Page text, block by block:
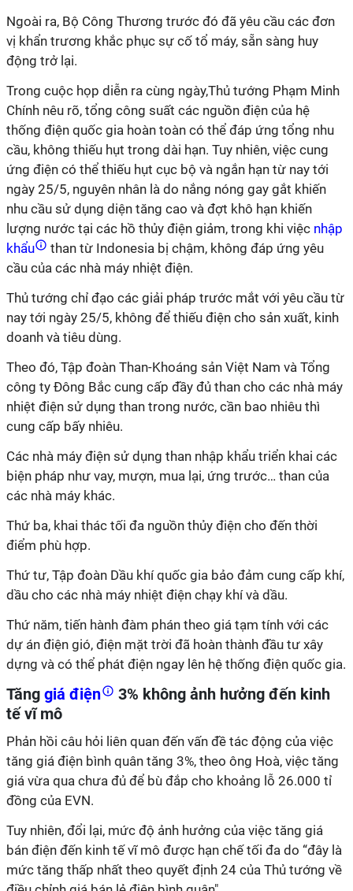
Ngoài ra, Bộ Công Thương trước đó đã yêu cầu các đơn
vị khẩn trương khắc phục sự cố tổ máy, sẵn sàng huy
động trở lại.
Trong cuộc họp diễn ra cùng ngày,Thủ tướng Phạm Minh
Chính nêu rõ, tổng công suất các nguồn điện của hệ
thống điện quốc gia hoàn toàn có thể đáp ứng tổng nhu
cầu, không thiếu hụt trong dài hạn. Tuy nhiên, việc cung
ứng điện có thể thiếu hụt cục bộ và ngắn hạn từ nay tới
ngày 25/5, nguyên nhân là do nắng nóng gay gắt khiến
nhu cầu sử dụng diện tăng cao và đợt khô hạn khiến
lượng nước tại các hồ thủy điện giảm, trong khi việc nhập
khẩu
than từ Indonesia bị chậm, không đáp ứng yêu
cầu của các nhà máy nhiệt điện.
Thủ tướng chỉ đạo các giải pháp trước mắt với yêu cầu từ
nay tới ngày 25/5, không để thiếu điện cho sản xuất, kinh
doanh và tiêu dùng.
Theo đó, Tập đoàn Than-Khoáng sản Việt Nam và Tổng
công ty Đông Bắc cung cấp đầy đủ than cho các nhà máy
nhiệt điện sử dụng than trong nước, cần bao nhiêu thì
cung cấp bấy nhiêu.
Các nhà máy điện sử dụng than nhập khẩu triển khai các
biện pháp như vay, mượn, mua lại, ứng trước… than của
các nhà máy khác.
Thứ ba, khai thác tối đa nguồn thủy điện cho đến thời
điểm phù hợp.
Thứ tư, Tập đoàn Dầu khí quốc gia bảo đảm cung cấp khí,
dầu cho các nhà máy nhiệt điện chạy khí và dầu.
Thứ năm, tiến hành đàm phán theo giá tạm tính với các
dự án điện gió, điện mặt trời đã hoàn thành đầu tư xây
dựng và có thể phát điện ngay lên hệ thống điện quốc gia.
Tăng giá điện
3% không ảnh hưởng đến kinh
tế vĩ mô
Phản hồi câu hỏi liên quan đến vấn đề tác động của việc
tăng giá điện bình quân tăng 3%, theo ông Hoà, việc tăng
giá vừa qua chưa đủ để bù đắp cho khoảng lỗ 26.000 tỉ
đồng của EVN.
Tuy nhiên, đổi lại, mức độ ảnh hưởng của việc tăng giá
bán điện đến kinh tế vĩ mô được hạn chế tối đa do “đây là
mức tăng thấp nhất theo quyết định 24 của Thủ tướng về